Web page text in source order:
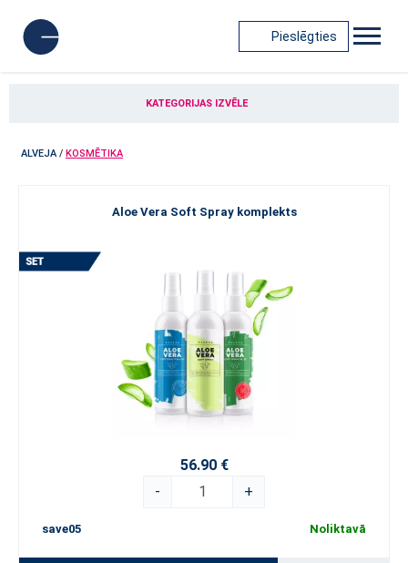
Pieslēgties
KATEGORIJAS IZVĒLE
ALVEJA / KOSMĒTIKA
Aloe Vera Soft Spray komplekts
56.90 €
-
+
save05 Noliktavā